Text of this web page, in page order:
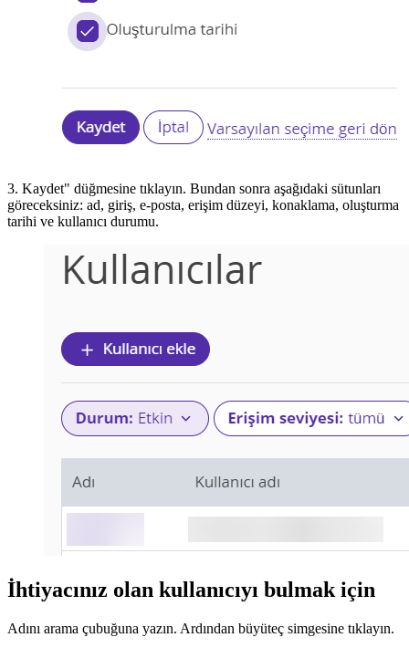
3. Kaydet" düğmesine tıklayın. Bundan sonra aşağıdaki sütunları
göreceksiniz: ad, giriş, e-posta, erişim düzeyi, konaklama, oluşturma
tarihi ve kullanıcı durumu.
İhtiyacınız olan kullanıcıyı bulmak için
Adını arama çubuğuna yazın. Ardından büyüteç simgesine tıklayın.